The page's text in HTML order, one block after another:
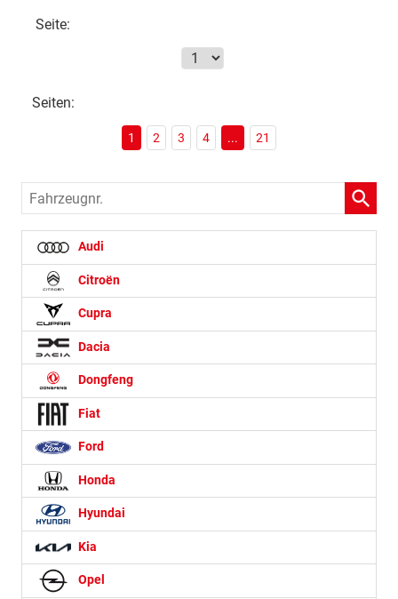
Seite:
Seiten:
1 2 3 4 ... 21
Fahrzeugnr.
Audi
Citroën
Cupra
Dacia
Dongfeng
Fiat
Ford
Honda
Hyundai
Kia
Opel